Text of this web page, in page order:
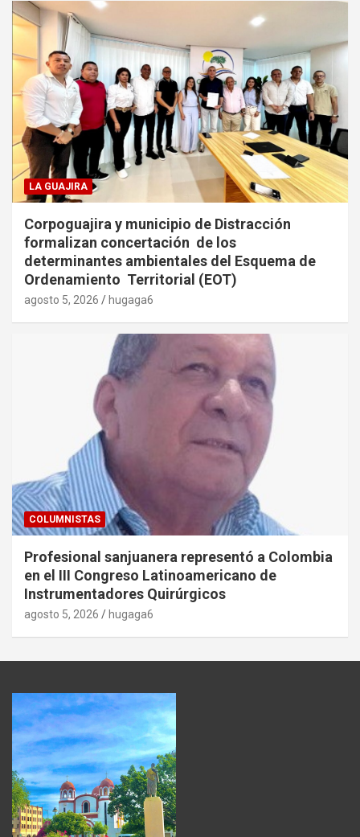
LA GUAJIRA
Corpoguajira y municipio de Distracción
formalizan concertación de los
determinantes ambientales del Esquema de
Ordenamiento Territorial (EOT)
agosto 5, 2026 hugaga6
COLUMNISTAS
Profesional sanjuanera representó a Colombia
en el III Congreso Latinoamericano de
Instrumentadores Quirúrgicos
agosto 5, 2026 hugaga6